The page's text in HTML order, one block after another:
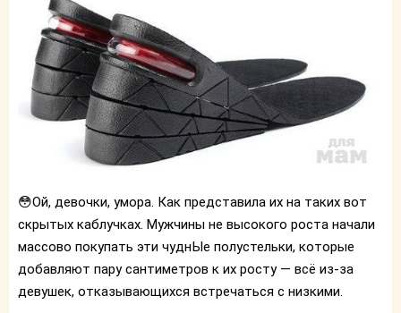
😳Ой, девочки, умора. Как представила их на таких вот
скрытых каблучках. Мужчины не высокого роста начали
массово покупать эти чуднЫе полустельки, которые
добавляют пару сантиметров к их росту — всё из-за
девушек, отказывающихся встречаться с низкими.